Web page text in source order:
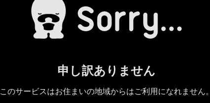
申し訳ありません
このサービスはお住まいの地域からはご利用になれません。